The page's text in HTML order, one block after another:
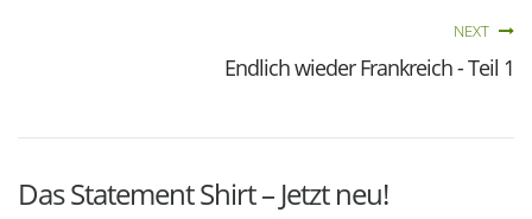
NEXT
Endlich wieder Frankreich - Teil 1
Das Statement Shirt – Jetzt neu!